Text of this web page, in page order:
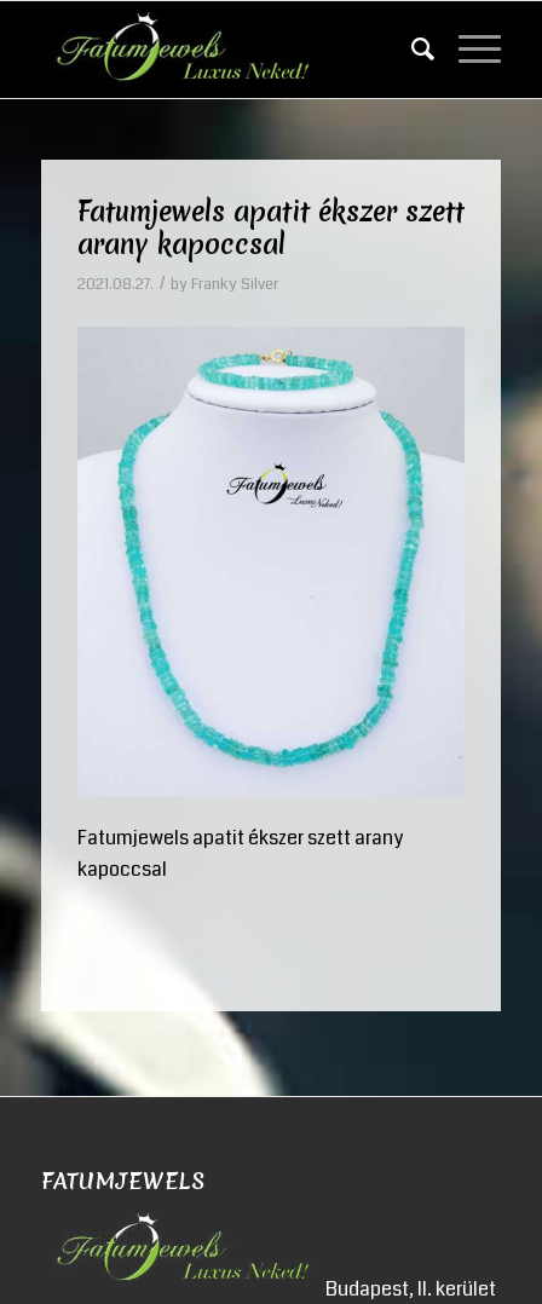
Fatumjewels apatit ékszer szett
arany kapoccsal
2021.08.27. / by Franky Silver
Fatumjewels apatit ékszer szett arany
kapoccsal
FATUMJEWELS
Budapest, II. kerület